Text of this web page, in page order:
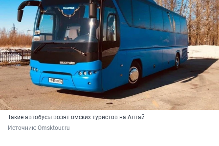
Такие автобусы возят омских туристов на Алтай
Источник: Оmsktour.ru